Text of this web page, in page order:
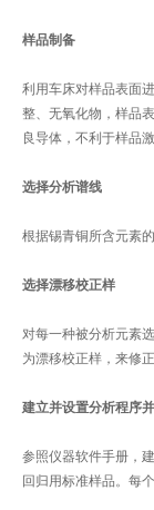
样品制备
利用车床对样品表面
整、无氧化物，样品
良导体，不利于样品激
选择分析谱线
根据锡青铜所含元素
选择漂移校正样
对每一种被分析元素
为漂移校正样，来修
建立并设置分析程序
参照仪器软件手册，
回归用标准样品。每